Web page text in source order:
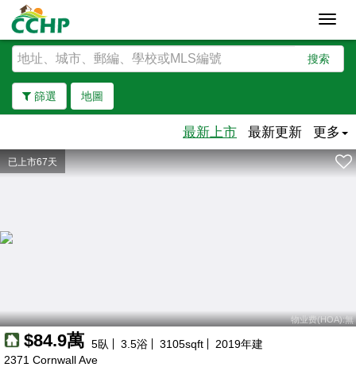
搜索
篩選 地圖
去除邊界
最新上市 最新更新 更多
已上市67天
物业费(HOA):無
$84.9萬 5臥 3.5浴 3105sqft 2019年建
2371 Cornwall Ave